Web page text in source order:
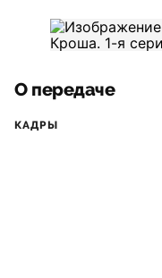
О передаче
КАДРЫ